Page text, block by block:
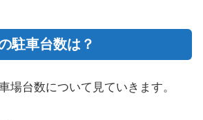
駐車台数は？
場台数について見ていきます。